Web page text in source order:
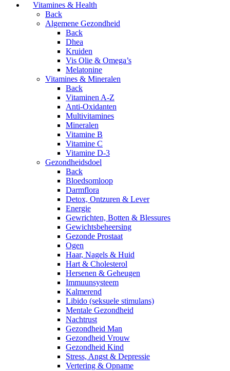
Vitamines & Health
Back
Algemene Gezondheid
Back
Dhea
Kruiden
Vis Olie & Omega’s
Melatonine
Vitamines & Mineralen
Back
Vitaminen A-Z
Anti-Oxidanten
Multivitamines
Mineralen
Vitamine B
Vitamine C
Vitamine D-3
Gezondheidsdoel
Back
Bloedsomloop
Darmflora
Detox, Ontzuren & Lever
Energie
Gewrichten, Botten & Blessures
Gewichtsbeheersing
Gezonde Prostaat
Ogen
Haar, Nagels & Huid
Hart & Cholesterol
Hersenen & Geheugen
Immuunsysteem
Kalmerend
Libido (seksuele stimulans)
Mentale Gezondheid
Nachtrust
Gezondheid Man
Gezondheid Vrouw
Gezondheid Kind
Stress, Angst & Depressie
Vertering & Opname